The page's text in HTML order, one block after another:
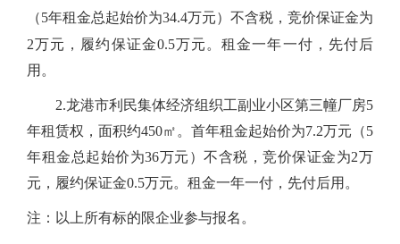
（5年租金总起始价为34.4万元）不含税，竞价保证金为
2万元，履约保证金0.5万元。租金一年一付，先付后
用。
2.龙港市利民集体经济组织工副业小区第三幢厂房5
年租赁权，面积约450㎡。首年租金起始价为7.2万元（5
年租金总起始价为36万元）不含税，竞价保证金为2万
元，履约保证金0.5万元。租金一年一付，先付后用。
注：以上所有标的限企业参与报名。